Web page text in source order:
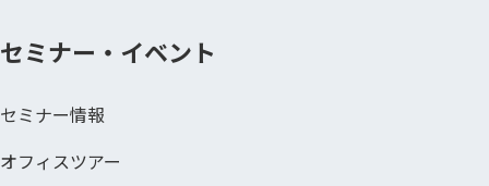
セミナー・イベント
セミナー情報
オフィスツアー